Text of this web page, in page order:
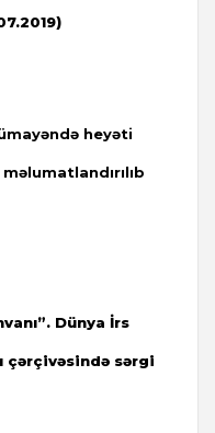
heyəti
Dünya İrs
çərçivəsində sərgi